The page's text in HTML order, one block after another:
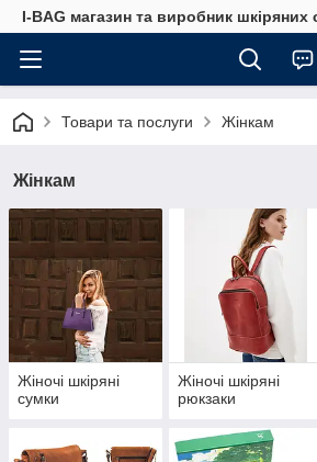
I-BAG магазин та виробник шкіряних
Товари та послуги Жінкам
Жінкам
Жіночі шкіряні
сумки
Жіночі шкіряні
рюкзаки